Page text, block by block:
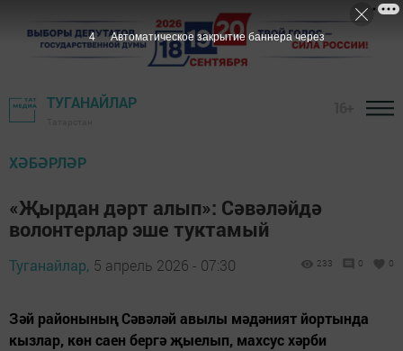
ТУГАНАЙЛАР
ХӘБӘРЛӘР
«Җырдан дәрт алып»: Сәвәләйдә
волонтерлар эше туктамый
Туганайлар, 5 апрель 2026 - 07:30 233 0 0
Зәй районының Сәвәләй авылы мәдәният йортында
кызлар, көн саен бергә җыелып, махсус хәрби
2 Автоматическое закрытие баннера через